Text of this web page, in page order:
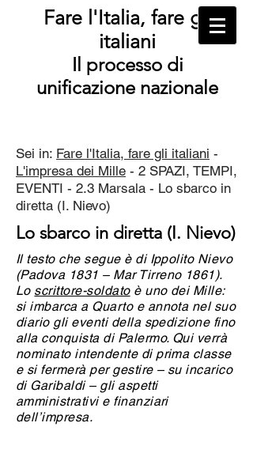
Fare l'Italia, fare gli
italiani
Il processo di
unificazione nazionale
Sei in: Fare l'Italia, fare gli italiani -
L'impresa dei Mille - 2 SPAZI, TEMPI,
EVENTI - 2.3 Marsala - Lo sbarco in
diretta (I. Nievo)
Lo sbarco in diretta (I. Nievo)
Il testo che segue è di Ippolito Nievo
(Padova 1831 – Mar Tirreno 1861).
Lo scrittore-soldatoè uno dei Mille:
si imbarca a Quarto e annota nel suo
diario gli eventi della spedizione fino
alla conquista di Palermo. Qui verrà
nominato intendente di prima classe
e si fermerà per gestire – su incarico
di Garibaldi – gli aspetti
amministrativi e finanziari
dell’impresa.